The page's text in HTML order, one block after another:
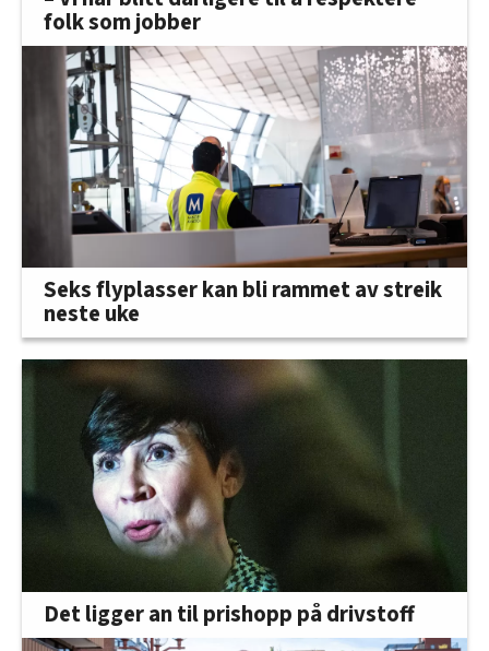
folk som jobber
Seks flyplasser kan bli rammet av streik
neste uke
Det ligger an til prishopp på drivstoff